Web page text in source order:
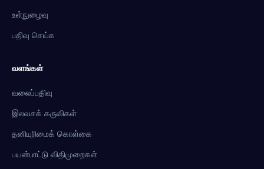
உள்நுழைவு
பதிவு செய்க
வளங்கள்
வலைப்பதிவு
இலவசக் கருவிகள்
தனியுரிமைக் கொள்கை
பயன்பாட்டு விதிமுறைகள்